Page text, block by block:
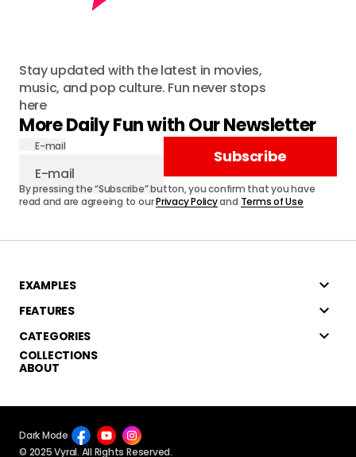
Stay updated with the latest in movies,
music, and pop culture. Fun never stops
here
More Daily Fun with Our Newsletter
E-mail
Subscribe
By pressing the “Subscribe” button, you confirm that you have
read and are agreeing to ourPrivacy Policyand Terms of Use
EXAMPLES
FEATURES
CATEGORIES
COLLECTIONS
ABOUT
© 2025 Vyral. All Rights Reserved.
Dark Mode